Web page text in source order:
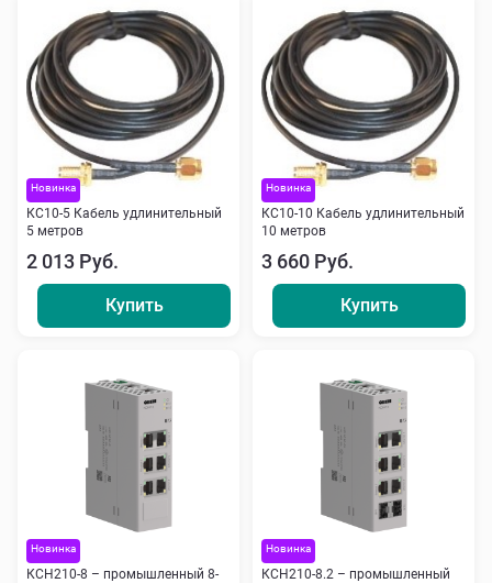
Новинка
КС10-5 Кабель удлинительный
5 метров
2 013 Руб.
Купить
Новинка
КС10-10 Кабель удлинительный
10 метров
3 660 Руб.
Купить
Новинка
КСН210-8 – промышленный 8-
Новинка
КСН210-8.2 – промышленный